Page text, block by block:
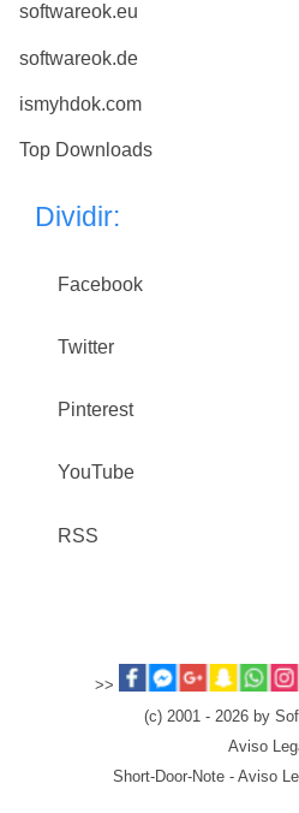
softwareok.eu
softwareok.de
ismyhdok.com
Top Downloads
Dividir:
Facebook
Twitter
Pinterest
YouTube
RSS
>>
(c) 2001 - 2026 by
Aviso
Short-Door-Note - Aviso